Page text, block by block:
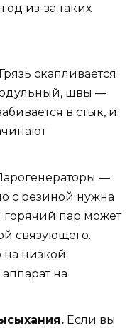
из-за таких
Грязь скапливается
швы —
в стык, и
—
с резиной нужна
горячий пар может
связующего.
на низкой
на
Если вы